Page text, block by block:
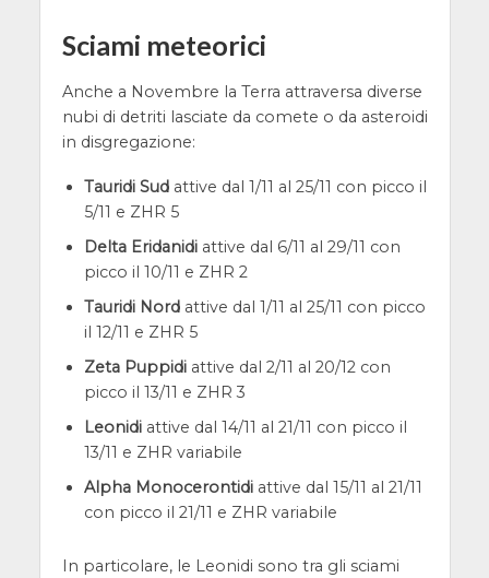
Sciami meteorici
Anche a Novembre la Terra attraversa diverse
nubi di detriti lasciate da comete o da asteroidi
in disgregazione:
Tauridi Sudattive dal 1/11 al 25/11 con picco il
5/11 e ZHR 5
Delta Eridanidiattive dal 6/11 al 29/11 con
picco il 10/11 e ZHR 2
Tauridi Nordattive dal 1/11 al 25/11 con picco
il 12/11 e ZHR 5
Zeta Puppidiattive dal 2/11 al 20/12 con
picco il 13/11 e ZHR 3
Leonidiattive dal 14/11 al 21/11 con picco il
13/11 e ZHR variabile
Alpha Monocerontidiattive dal 15/11 al 21/11
con picco il 21/11 e ZHR variabile
In particolare, le Leonidi sono tra gli sciami